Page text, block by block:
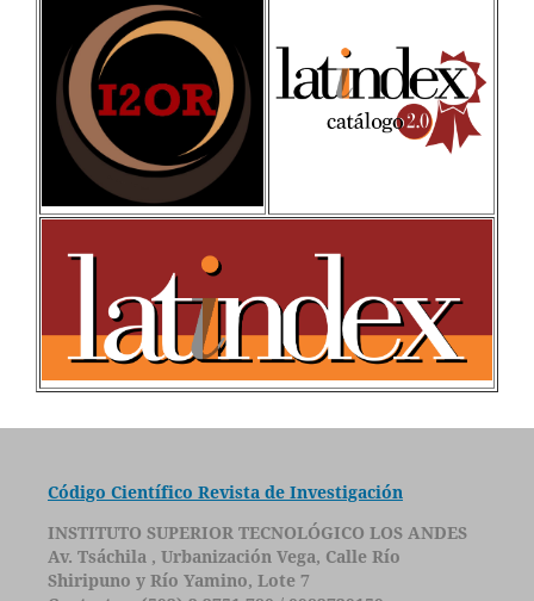
Código Científico Revista de Investigación
INSTITUTO SUPERIOR TECNOLÓGICO LOS ANDES
Av. Tsáchila , Urbanización Vega, Calle Río
Shiripuno y Río Yamino, Lote 7